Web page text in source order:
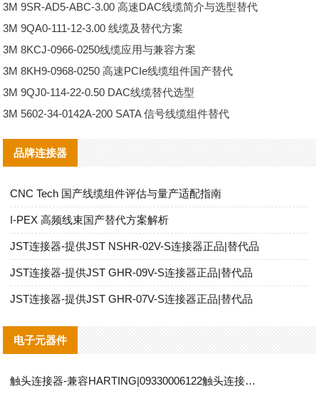
3M 9SR‑AD5‑ABC‑3.00 高速DAC线缆简介与选型替代
3M 9QA0‑111‑12‑3.00 线缆及替代方案
3M 8KCJ-0966-0250线缆应用与兼容方案
3M 8KH9‑0968‑0250 高速PCIe线缆组件国产替代
3M 9QJ0-114-22-0.50 DAC线缆替代选型
3M 5602-34-0142A-200 SATA 信号线缆组件替代
品牌连接器
CNC Tech 国产线缆组件评估与量产适配指南
I‑PEX 高频线束国产替代方案解析
JST连接器-提供JST NSHR-02V-S连接器正品|替代品
JST连接器-提供JST GHR-09V-S连接器正品|替代品
JST连接器-提供JST GHR-07V-S连接器正品|替代品
电子元器件
触头连接器-兼容HARTING|09330006122触头连接器替代品说明